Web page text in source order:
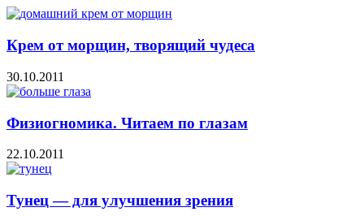
Крем от морщин, творящий чудеса
30.10.2011
Физиогномика. Читаем по глазам
22.10.2011
Тунец — для улучшения зрения